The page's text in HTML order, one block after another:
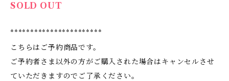
SOLD OUT
***********************
こちらはご予約商品です。
ご予約者さま以外の方がご購入された場合はキャンセルさせ
ていただきますのでご了承ください。